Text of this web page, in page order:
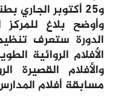
و25 أكتوبر الجاري بطنجة.
وأوضح بلاغ
الدورة ستعرف
الأفلام الروائية
والأفلام القصيرة
مسابقة أفلام